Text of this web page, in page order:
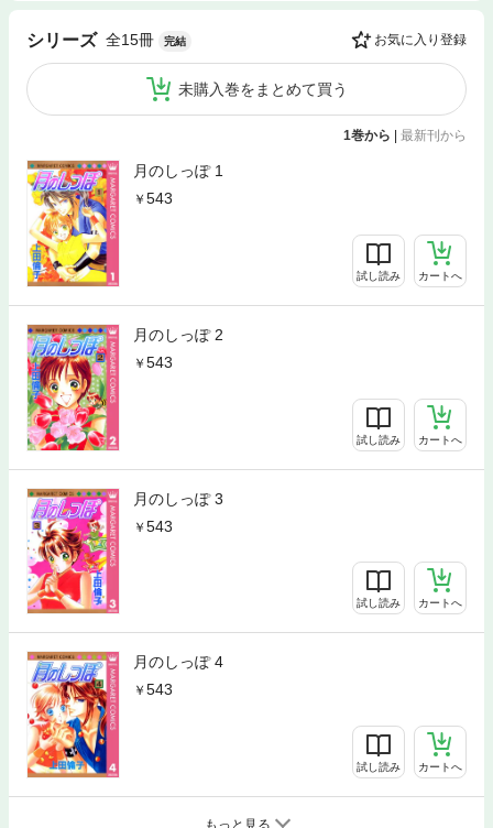
シリーズ 全15冊 完結 お気に入り登録
未購入巻をまとめて買う
1巻から 最新刊から
月のしっぽ 1
543
試し読み カートへ
月のしっぽ 2
543
試し読み カートへ
月のしっぽ 3
543
試し読み カートへ
月のしっぽ 4
543
試し読み カートへ
もっと見る